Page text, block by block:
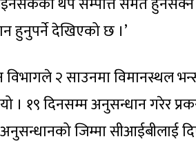
हुनुपर्ने देखिएको छ ।’
विभागले २ साउनमा विमानस्थल
। १९ दिनसम्म अनुसन्धान गरेर
जिम्मा सीआईबीलाई